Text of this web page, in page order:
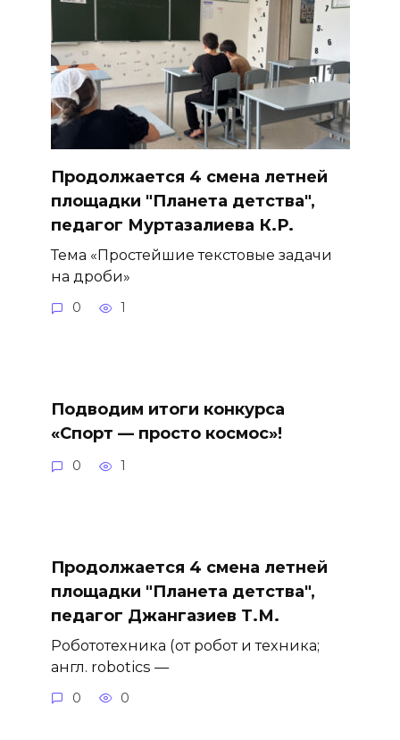
Продолжается 4 смена летней
площадки "Планета детства",
педагог Муртазалиева К.Р.
Тема «Простейшие текстовые задачи
на дроби»
0 1
Подводим итоги конкурса
«Спорт — просто космос»!
0 1
Продолжается 4 смена летней
площадки "Планета детства",
педагог Джангазиев Т.М.
Робототехника (от робот и техника;
англ. robotics —
0 0